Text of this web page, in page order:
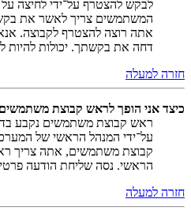
לבקש להצטרף על־ידי לחיצה
המשתמשים צריך לאשר את
אתה רוצה להצטרף לקבוצה.
דחה את בקשתך. יכולות להיות
חזרה למעלה
כיצד אני הופך לראש קבוצת
ראש קבוצת משתמשים נקבע
על־ידי המנהל הראשי של
קבוצת משתמשים, אתה צריך
הראשי. נסה שליחת הודעה
חזרה למעלה